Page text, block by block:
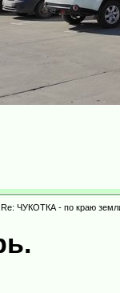
Re: ЧУКОТКА - по краю